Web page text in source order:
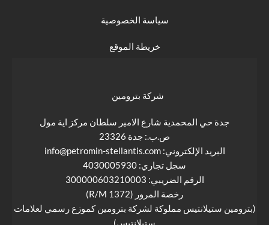
سياسة الخصوصية
خريطة الموقع
شركة بترومين
جدة حي المحمدية شارع الامير سلطان مركز اية مول
ص.ب.: جدة 23326
البريد الإلكتروني: info@petromin-stellantis.com
سجل تجاري: 4030005930
الرقم الضريبي: 300000603210003
رخصة المرور (R/M 1372)
(بترومين ستيلانتيس مملوكة لشركة بترومين كموزع رسمي لعلامات